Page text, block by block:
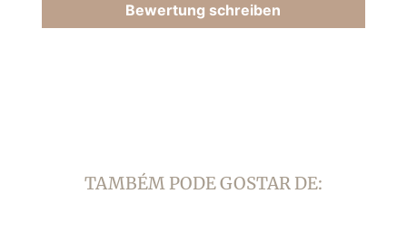
Bewertung schreiben
TAMBÉM PODE GOSTAR DE: